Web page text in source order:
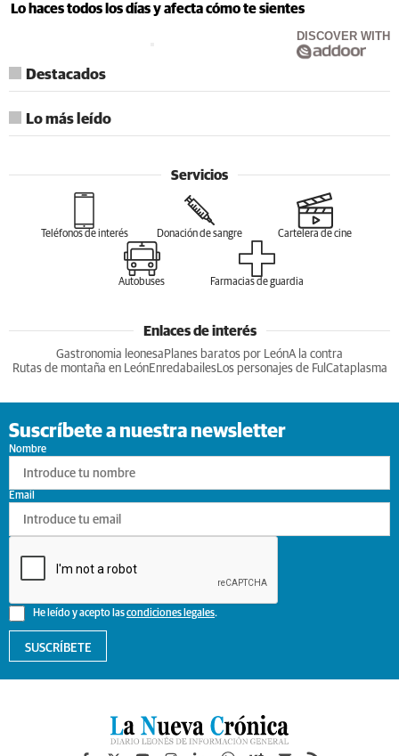
Lo haces todos los días y afecta cómo te sientes
DISCOVER WITH
Destacados
Lo más leído
Servicios
Teléfonos de interés Donación de sangre Cartelera de cine
Autobuses Farmacias de guardia
Enlaces de interés
Gastronomia leonesa Planes baratos por LeónA la contra
Rutas de montaña en LeónEnredabailesLos personajes de Ful Cataplasma
Suscríbete a nuestra newsletter
Nombre
He leído y acepto lascondiciones legales.
Email
SUSCRÍBETE